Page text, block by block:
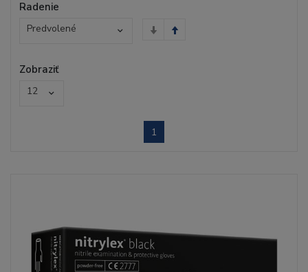
Radenie
Predvolené
Zobraziť
12
1